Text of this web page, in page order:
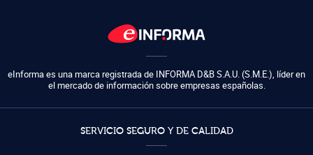
eInforma es una marca registrada de INFORMA D&B S.A.U. (S.M.E.), líder en
el mercado de información sobre empresas españolas.
SERVICIO SEGURO Y DE CALIDAD